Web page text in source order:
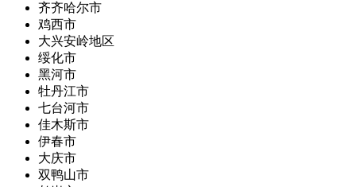
齐齐哈尔市
鸡西市
大兴安岭地区
绥化市
黑河市
牡丹江市
七台河市
佳木斯市
伊春市
大庆市
双鸭山市